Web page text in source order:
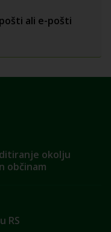
okolju
občinam
RS
ali e-pošti